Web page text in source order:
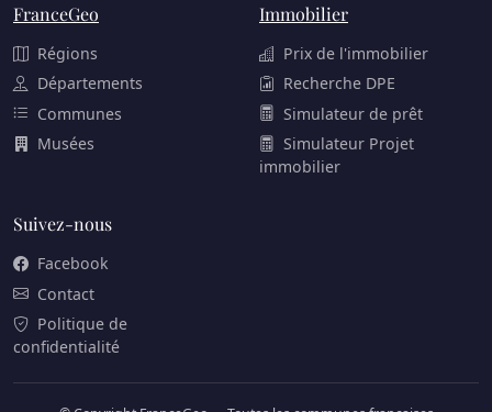
FranceGeo
Régions
Départements
Communes
Musées
Immobilier
Prix de l'immobilier
Recherche DPE
Simulateur de prêt
Simulateur Projet
immobilier
Suivez-nous
Facebook
Contact
Politique de
confidentialité